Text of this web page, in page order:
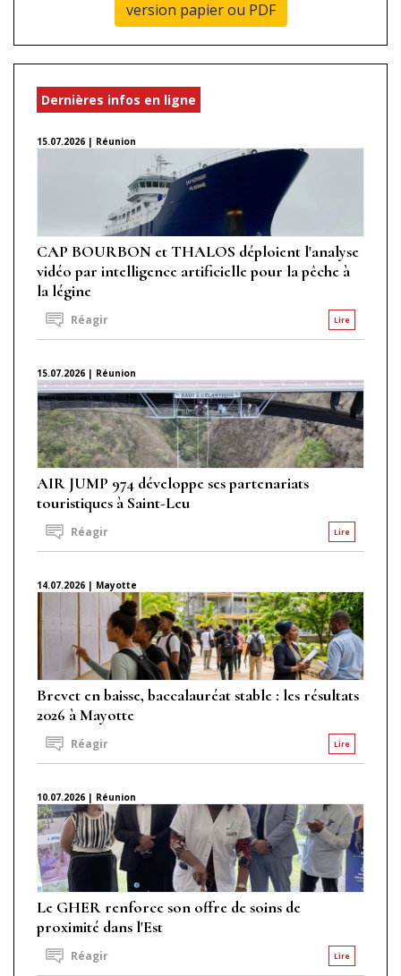
version papier ou PDF
Dernières infos en ligne
15.07.2026 | Réunion
CAP BOURBON et THALOS déploient l'analyse
vidéo par intelligence artificielle pour la pêche à
la légine
Lire
Réagir
15.07.2026 | Réunion
AIR JUMP 974 développe ses partenariats
touristiques à Saint-Leu
Lire
Réagir
14.07.2026 | Mayotte
Brevet en baisse, baccalauréat stable : les résultats
2026 à Mayotte
Lire
Réagir
10.07.2026 | Réunion
Le GHER renforce son offre de soins de
proximité dans l'Est
Lire
Réagir